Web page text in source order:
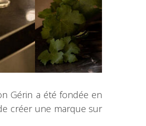
Gérin a été fondée en
créer une marque sur